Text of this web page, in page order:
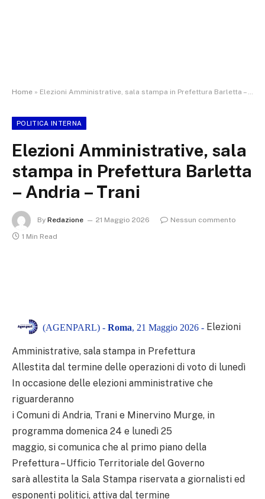
Home » Elezioni Amministrative, sala stampa in Prefettura Barletta – Andria – Trani
POLITICA INTERNA
Elezioni Amministrative, sala
stampa in Prefettura Barletta
– Andria – Trani
By Redazione 21 Maggio 2026
Nessun commento
1 Min Read
(AGENPARL) - Roma, 21 Maggio 2026 - Elezioni
Amministrative, sala stampa in Prefettura
Allestita dal termine delle operazioni di voto di lunedì
In occasione delle elezioni amministrative che
riguarderanno
i Comuni di Andria, Trani e Minervino Murge, in
programma domenica 24 e lunedì 25
maggio, si comunica che al primo piano della
Prefettura – Ufficio Territoriale del Governo
sarà allestita la Sala Stampa riservata a giornalisti ed
esponenti politici, attiva dal termine